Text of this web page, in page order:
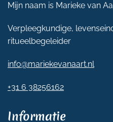
Mijn naam is Marieke van
Verpleegkundige,
ritueelbegeleider
info@mariekevanaart.nl
+31 6 38256162
Informatie